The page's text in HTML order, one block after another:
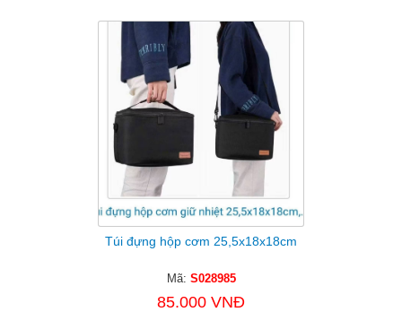
Túi đựng hộp cơm 25,5x18x18cm
Mã: S028985
85.000 VNĐ